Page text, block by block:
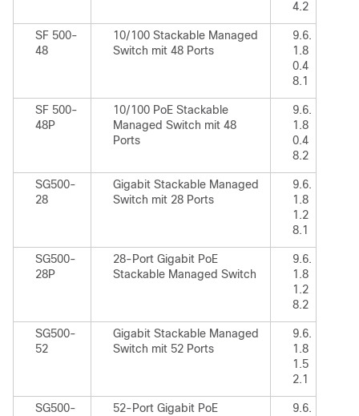
4.2
SF 500-
48
10/100 Stackable Managed
Switch mit 48 Ports
9.6.
1.8
0.4
8.1
SF 500-
48P
10/100 PoE Stackable
Managed Switch mit 48
Ports
9.6.
1.8
0.4
8.2
SG500-
28
Gigabit Stackable Managed
Switch mit 28 Ports
9.6.
1.8
1.2
8.1
SG500-
28P
28-Port Gigabit PoE
Stackable Managed Switch
9.6.
1.8
1.2
8.2
SG500-
52
Gigabit Stackable Managed
Switch mit 52 Ports
9.6.
1.8
1.5
2.1
SG500-
52-Port Gigabit PoE
9.6.